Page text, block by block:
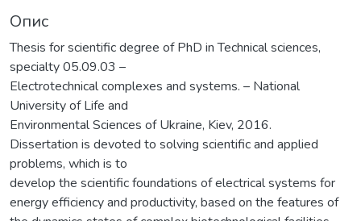
Опис
Thesis for scientific degree of PhD in Technical sciences,
specialty 05.09.03 –
Electrotechnical complexes and systems. – National
University of Life and
Environmental Sciences of Ukraine, Kiev, 2016.
Dissertation is devoted to solving scientific and applied
problems, which is to
develop the scientific foundations of electrical systems for
energy efficiency and productivity, based on the features of